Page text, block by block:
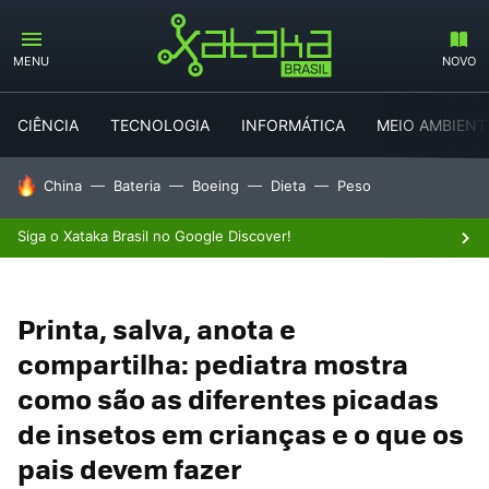
MENU NOVO
CIÊNCIA TECNOLOGIA INFORMÁTICA MEIO
TENDÊNCIAS DO DIA
China Bateria Boeing Dieta Peso
Siga o Xataka Brasil no Google Discover!
Printa, salva, anota e
compartilha: pediatra mostra
como são as diferentes picadas
de insetos em crianças e o que os
pais devem fazer